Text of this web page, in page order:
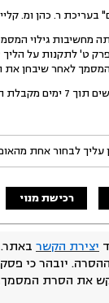
קליין, הוצאת נבו-
מהיר בתובענה המוגבלת לסך של 50,000
תקנה 214ח, השוללת את תחולתו
לאחר שיבחן את
לידיהם.
עליך לבחור אחת
רכישת מנוי
יצירת הקשר
יובהר כי
את הסרת